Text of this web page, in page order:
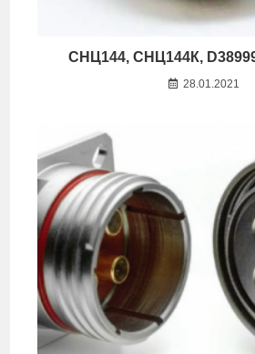
СНЦ144, СНЦ144К,
28.01.2021